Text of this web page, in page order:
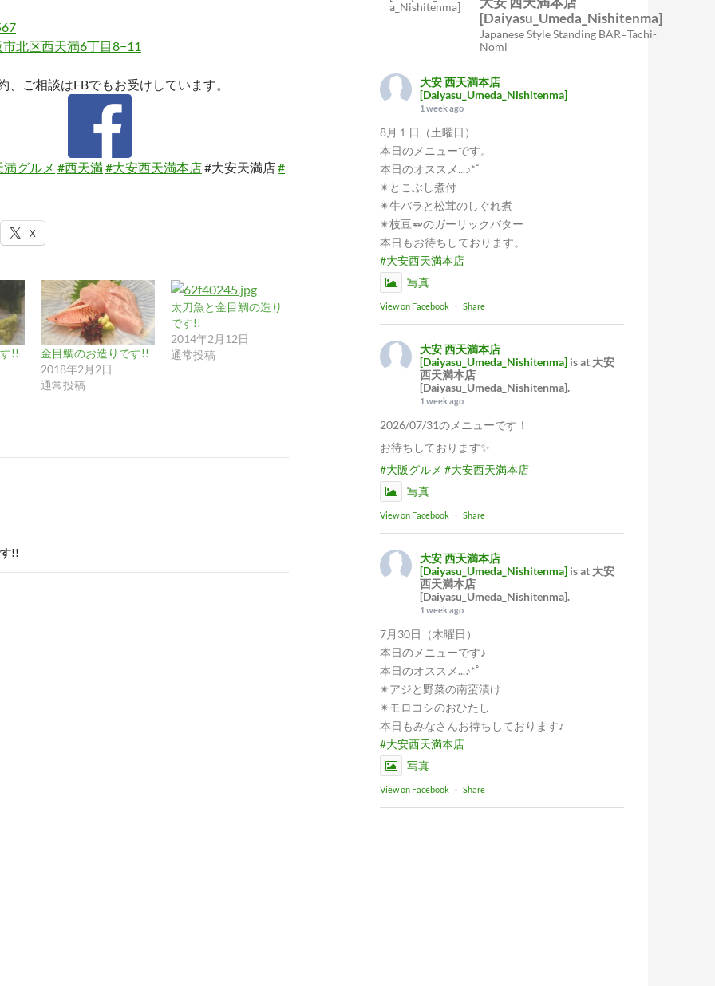
北区西天満6丁目8−11
、ご相談はFBでもお受けしています。
満グルメ #西天満#大安西天満本店#大安天満店#
X
!!
金目鯛のお造りです!!
2018年2月2日
通常投稿
太刀魚と金目鯛の造り
です!!
2014年2月12日
通常投稿
!!
[Daiyasu_Umeda_Nishitenma]
Japanese Style Standing BAR=Tachi-
Nomi
大安 西天満本店
[Daiyasu_Umeda_Nishitenma]
1 week ago
8月１日（土曜日）
本日のメニューです。
本日のオススメ...♪*ﾟ
✴︎とこぶし煮付
✴︎牛バラと松茸のしぐれ煮
✴︎枝豆🫛のガーリックバター
本日もお待ちしております。
#大安西天満本店
写真
View on Facebook · Share
大安 西天満本店
[Daiyasu_Umeda_Nishitenma] is at 大安
西天満本店
[Daiyasu_Umeda_Nishitenma].
1 week ago
2026/07/31のメニューです！
お待ちしております✨
#大阪グルメ #大安西天満本店
写真
View on Facebook · Share
大安 西天満本店
[Daiyasu_Umeda_Nishitenma] is at 大安
西天満本店
[Daiyasu_Umeda_Nishitenma].
1 week ago
7月30日（木曜日）
本日のメニューです♪
本日のオススメ...♪*ﾟ
✴︎アジと野菜の南蛮漬け
✴︎モロコシのおひたし
本日もみなさんお待ちしております♪
#大安西天満本店
写真
View on Facebook · Share